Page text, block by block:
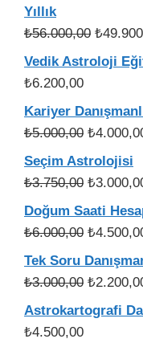
Yıllık
₺56.000,00 Orijinal
fiyat:
₺
Vedik Astroloji
₺6.200,00
Kariyer
₺5.000,00 Orijinal
fiyat:
₺
Seçim Astrolojisi
₺3.750,00 Orijinal
fiyat:
₺
Doğum Saati
₺6.000,00 Orijinal
fiyat:
₺
Tek Soru
₺3.000,00 Orijinal
fiyat:
₺
Astrokartografi
₺4.500,00